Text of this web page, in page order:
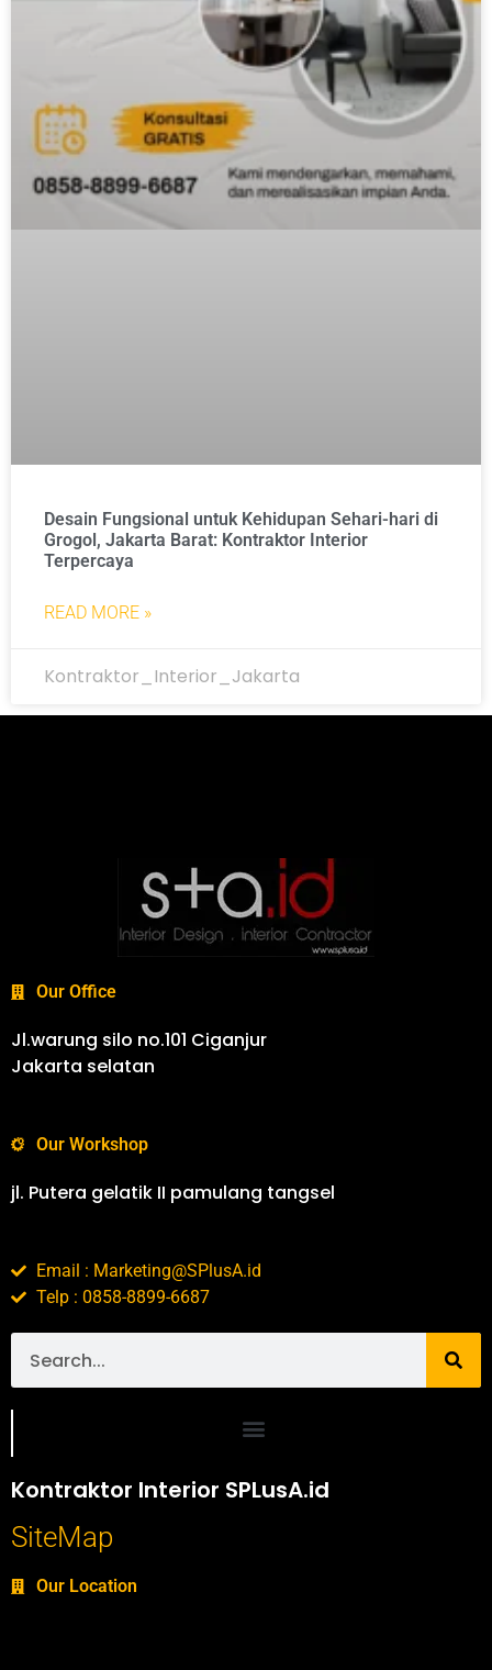
Desain Fungsional untuk Kehidupan Sehari-hari di
Grogol, Jakarta Barat: Kontraktor Interior
Terpercaya
READ MORE »
Kontraktor_Interior_Jakarta
Our Office
Jl.warung silo no.101 Ciganjur
Jakarta selatan
Our Workshop
jl. Putera gelatik II pamulang tangsel
Email : Marketing@SPlusA.id
Telp : 0858-8899-6687
Kontraktor Interior SPLusA.id
SiteMap
Our Location